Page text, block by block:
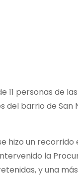
11 personas de
del barrio de San
hizo un
la
y una